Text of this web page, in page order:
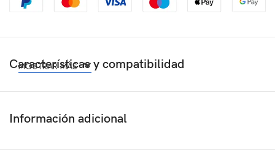
Características y compatibilidad
MOSTRAR MÁS
Información adicional